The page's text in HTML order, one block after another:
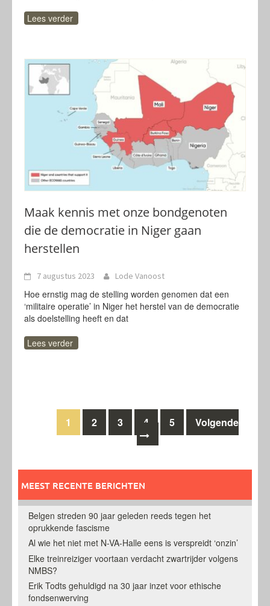
Lees verder
Maak kennis met onze bondgenoten
die de democratie in Niger gaan
herstellen
7 augustus 2023 Lode Vanoost
Hoe ernstig mag de stelling worden genomen dat een
‘militaire operatie’ in Niger het herstel van de democratie
als doelstelling heeft en dat
Lees verder
Berichten
1 2 3 4 5 Volgende
MEEST RECENTE BERICHTEN
Belgen streden 90 jaar geleden reeds tegen het
oprukkende fascisme
Al wie het niet met N-VA-Halle eens is verspreidt ‘onzin’
Elke treinreiziger voortaan verdacht zwartrijder volgens
NMBS?
Erik Todts gehuldigd na 30 jaar inzet voor ethische
fondsenwerving